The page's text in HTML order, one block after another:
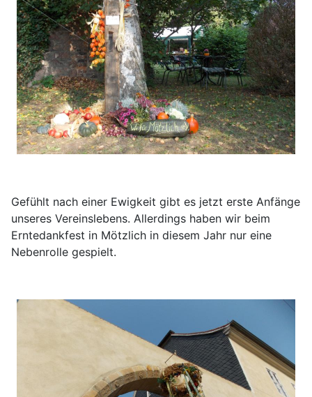
Gefühlt nach einer Ewigkeit gibt es jetzt erste Anfänge
unseres Vereinslebens. Allerdings haben wir beim
Erntedankfest in Mötzlich in diesem Jahr nur eine
Nebenrolle gespielt.